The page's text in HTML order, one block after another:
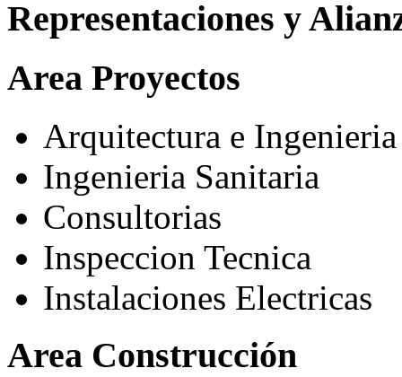
Representaciones y
Area Proyectos
Arquitectura e
Ingenieria Sanitaria
Consultorias
Inspeccion Tecnica
Instalaciones Electricas
Area Construcción